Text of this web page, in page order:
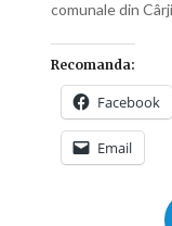
comunale din
Recomanda:
Facebook
Email